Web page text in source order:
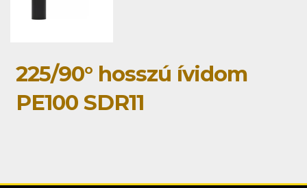
225/90° hosszú ívidom
PE100 SDR11